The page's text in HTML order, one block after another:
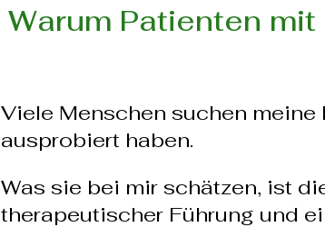
Warum Patienten
Viele Menschen suchen
ausprobiert haben.
Was sie bei mir schätzen, ist
therapeutischer Führung und